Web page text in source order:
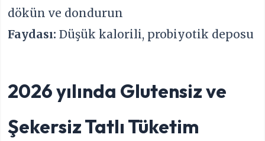
dökün ve dondurun
Faydası: Düşük kalorili, probiyotik deposu
2026 yılında Glutensiz ve
Şekersiz Tatlı Tüketim